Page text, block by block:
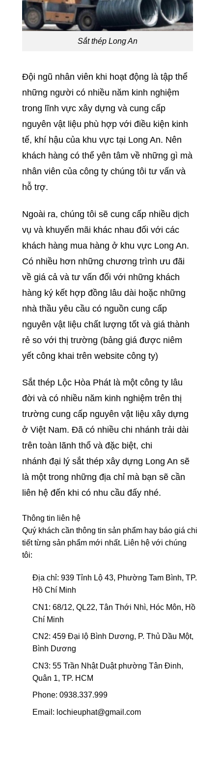
Sắt thép Long An
Đội ngũ nhân viên khi hoạt động là tập thể
những người có nhiều năm kinh nghiệm
trong lĩnh vực xây dựng và cung cấp
nguyên vật liệu phù hợp với điều kiện kinh
tế, khí hậu của khu vực tại Long An. Nên
khách hàng có thể yên tâm về những gì mà
nhân viên của công ty chúng tôi tư vấn và
hỗ trợ.
Ngoài ra, chúng tôi sẽ cung cấp nhiều dịch
vụ và khuyến mãi khác nhau đối với các
khách hàng mua hàng ở khu vực Long An.
Có nhiều hơn những chương trình ưu đãi
về giá cả và tư vấn đối với những khách
hàng ký kết hợp đồng lâu dài hoặc những
nhà thầu yêu cầu có nguồn cung cấp
nguyên vật liệu chất lượng tốt và giá thành
rẻ so với thị trường (bảng giá được niêm
yết công khai trên website công ty)
Sắt thép Lộc Hòa Phát là một công ty lâu
đời và có nhiều năm kinh nghiệm trên thị
trường cung cấp nguyên vật liệu xây dựng
ở Việt Nam. Đã có nhiều chi nhánh trải dài
trên toàn lãnh thổ và đặc biệt, chi
nhánh đại lý sắt thép xây dựng Long An sẽ
là một trong những địa chỉ mà bạn sẽ cần
liên hệ đến khi có nhu cầu đấy nhé.
Thông tin liên hệ
Quý khách cần thông tin sản phẩm hay báo giá chi
tiết từng sản phẩm mới nhất. Liên hệ với chúng
tôi:
Địa chỉ: 939 Tỉnh Lộ 43, Phường Tam Bình, TP.
Hồ Chí Minh
CN1: 68/12, QL22, Tân Thới Nhì, Hóc Môn, Hồ
Chí Minh
CN2: 459 Đại lộ Bình Dương, P. Thủ Dầu Một,
Bình Dương
CN3: 55 Trần Nhật Duật phường Tân Đinh,
Quân 1, TP. HCM
Phone: 0938.337.999
Email: lochieuphat@gmail.com